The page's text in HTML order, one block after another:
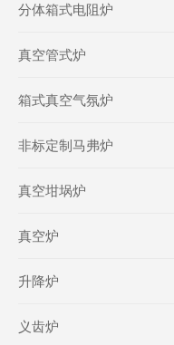
分体箱式电阻炉
真空管式炉
箱式真空气氛炉
非标定制马弗炉
真空坩埚炉
真空炉
升降炉
义齿炉